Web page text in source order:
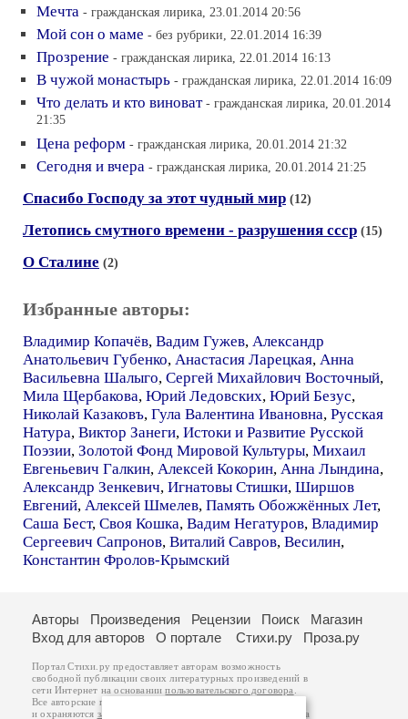
Мечта - гражданская лирика, 23.01.2014 20:56
Мой сон о маме - без рубрики, 22.01.2014 16:39
Прозрение - гражданская лирика, 22.01.2014 16:13
В чужой монастырь - гражданская лирика, 22.01.2014 16:09
Что делать и кто виноват - гражданская лирика, 20.01.2014
21:35
Цена реформ - гражданская лирика, 20.01.2014 21:32
Сегодня и вчера - гражданская лирика, 20.01.2014 21:25
Спасибо Господу за этот чудный мир (12)
Летопись смутного времени - разрушения ссср (15)
О Сталине (2)
Избранные авторы:
Владимир Копачёв, Вадим Гужев, Александр
Анатольевич Губенко, Анастасия Ларецкая, Анна
Васильевна Шалыго, Сергей Михайлович Восточный,
Мила Щербакова, Юрий Ледовских, Юрий Безус,
Николай Казаковъ, Гула Валентина Ивановна, Русская
Натура, Виктор Занеги, Истоки и Развитие Русской
Поэзии, Золотой Фонд Мировой Культуры, Михаил
Евгеньевич Галкин, Алексей Кокорин, Анна Лындина,
Александр Зенкевич, Игнатовы Стишки, Ширшов
Евгений, Алексей Шмелев, Память Обожжённых Лет,
Саша Бест, Своя Кошка, Вадим Негатуров, Владимир
Сергеевич Сапронов, Виталий Савров, Весилин,
Константин Фролов-Крымский
Авторы Произведения Рецензии Поиск
Магазин
Вход для авторов
О портале Стихи.ру Проза.ру
Портал Стихи.ру предоставляет авторам возможность
свободной публикации своих литературных произведений в
сети Интернет на основаниипользовательского договора
Все авторские права на произведения принадлежат авторам
и охраняются законом . Перепечатка произведений возможна